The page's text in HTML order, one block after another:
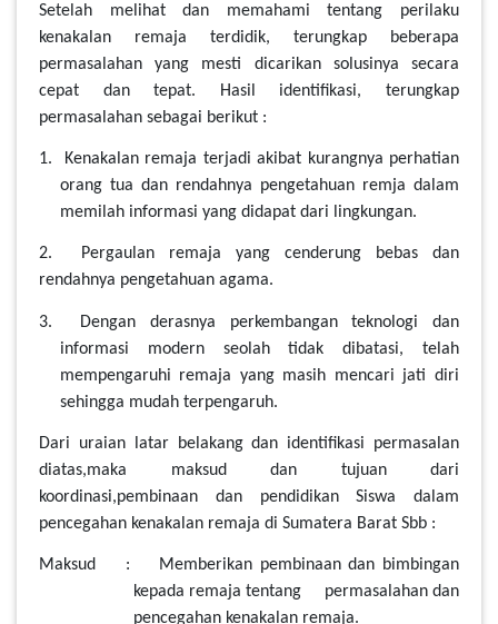
Setelah melihat dan memahami tentang perilaku
kenakalan remaja terdidik, terungkap beberapa
permasalahan yang mesti dicarikan solusinya secara
cepat dan tepat. Hasil identifikasi, terungkap
permasalahan sebagai berikut :
1. Kenakalan remaja terjadi akibat kurangnya perhatian
orang tua dan rendahnya pengetahuan remja dalam
memilah informasi yang didapat dari lingkungan.
2. Pergaulan remaja yang cenderung bebas dan
rendahnya pengetahuan agama.
3. Dengan derasnya perkembangan teknologi dan
informasi modern seolah tidak dibatasi, telah
mempengaruhi remaja yang masih mencari jati diri
sehingga mudah terpengaruh.
Dari uraian latar belakang dan identifikasi permasalan
diatas,maka maksud dan tujuan dari
koordinasi,pembinaan dan pendidikan Siswa dalam
pencegahan kenakalan remaja di Sumatera Barat Sbb :
Maksud : Memberikan pembinaan dan bimbingan
kepada remaja tentang permasalahan dan
pencegahan kenakalan remaja.